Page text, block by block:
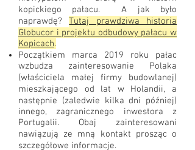
kopickiego pałacu. A jak było
naprawdę?Tutaj prawdziwa historia
Globucor i projektu odbudowy pałacu w
Kopicach.
Początkiem marca 2019 roku pałac
wzbudza zainteresowanie Polaka
(właściciela małej firmy budowlanej)
mieszkającego od lat w Holandii, a
następnie (zaledwie kilka dni później)
innego, zagranicznego inwestora z
Portugalii. Obaj zainteresowani
nawiązują ze mną kontakt prosząc o
szczegółowe informacje.